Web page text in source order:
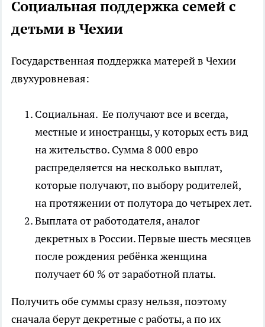
Социальная поддержка семей с
детьми в Чехии
Государственная поддержка матерей в Чехии
двухуровневая:
Социальная. Ее получают все и всегда,
местные и иностранцы, у которых есть вид
на жительство. Сумма 8 000 евро
распределяется на несколько выплат,
которые получают, по выбору родителей,
на протяжении от полутора до четырех лет.
Выплата от работодателя, аналог
декретных в России. Первые шесть месяцев
после рождения ребёнка женщина
получает 60 % от заработной платы.
Получить обе суммы сразу нельзя, поэтому
сначала берут декретные с работы, а по их